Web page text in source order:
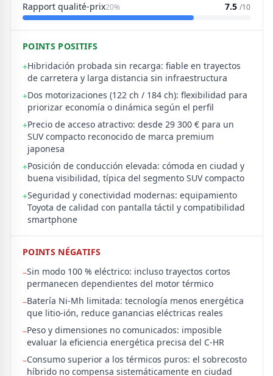
Rapport qualité-prix20% 7.5 /10
POINTS POSITIFS
+Hibridación probada sin recarga: fiable en trayectos
de carretera y larga distancia sin infraestructura
+Dos motorizaciones (122 ch / 184 ch): flexibilidad para
priorizar economía o dinámica según el perfil
+Precio de acceso atractivo: desde 29 300 € para un
SUV compacto reconocido de marca premium
japonesa
+Posición de conducción elevada: cómoda en ciudad y
buena visibilidad, típica del segmento SUV compacto
+Seguridad y conectividad modernas: equipamiento
Toyota de calidad con pantalla táctil y compatibilidad
smartphone
POINTS NÉGATIFS
–Sin modo 100 % eléctrico: incluso trayectos cortos
permanecen dependientes del motor térmico
–Batería Ni-Mh limitada: tecnología menos energética
que litio-ión, reduce ganancias eléctricas reales
–Peso y dimensiones no comunicados: imposible
evaluar la eficiencia energética precisa del C-HR
–Consumo superior a los térmicos puros: el sobrecosto
híbrido no compensa sistemáticamente en ciudad